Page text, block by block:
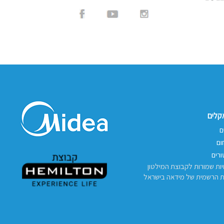
שמורות לקבוצת המילטון
הרשמית של מידאה בישראל